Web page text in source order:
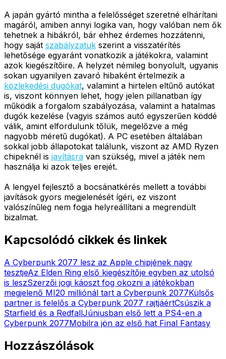
A japán gyártó mintha a felelősséget szeretné elhárítani
magáról, amiben annyi logika van, hogy valóban nem ők
tehetnek a hibákról, bár ehhez érdemes hozzátenni,
hogy saját szabályzatuk szerint a visszatérítés
lehetősége egyaránt vonatkozik a játékokra, valamint
azok kiegészítőire. A helyzet némileg bonyolult, ugyanis
sokan ugyanilyen zavaró hibaként értelmezik a
közlekedési dugókat, valamint a hirtelen eltűnő autókat
is, viszont könnyen lehet, hogy jelen pillanatban így
működik a forgalom szabályozása, valamint a hatalmas
dugók kezelése (vagyis számos autó egyszerűen köddé
válik, amint elfordulunk tőlük, megelőzve a még
nagyobb méretű dugókat). A PC esetében általában
sokkal jobb állapotokat találunk, viszont az AMD Ryzen
chipeknél is javításra van szükség, mivel a játék nem
használja ki azok teljes erejét.
A lengyel fejlesztő a bocsánatkérés mellett a további
javítások gyors megjelenését ígéri, ez viszont
valószínűleg nem fogja helyreállítani a megrendült
bizalmat.
Kapcsolódó cikkek és linkek
A Cyberpunk 2077 lesz az Apple chipjének nagy
tesztjeAz Elden Ring első kiegészítője egyben az utolsó
is leszSzerzői jogi káoszt fog okozni a játékokban
megjelenő MI20 milliónál tart a Cyberpunk 2077Külsős
partner is felelős a Cyberpunk 2077 rajtjáértCsúszik a
Starfield és a RedfallJúniusban első lett a PS4-en a
Cyberpunk 2077Mobilra jön az első hat Final Fantasy
Hozzászólások